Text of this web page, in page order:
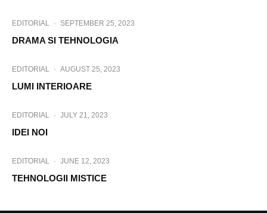
EDITORIAL · SEPTEMBER 25, 2023
DRAMA SI TEHNOLOGIA
EDITORIAL · AUGUST 25, 2023
LUMI INTERIOARE
EDITORIAL · JULY 21, 2023
IDEI NOI
EDITORIAL · JUNE 12, 2023
TEHNOLOGII MISTICE